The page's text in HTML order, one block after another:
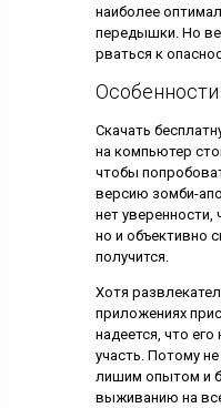
наиболее
передышки. Но
рваться к
Особенности
Скачать
на компьютер
чтобы
версию зомби-
нет уверенности,
но и объективно
получится.
Хотя
приложениях
надеется, что его
участь. Потому
лишим опытом и
выживанию на